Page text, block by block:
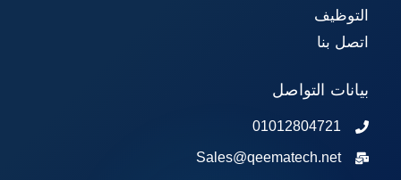
التوظيف
اتصل بنا
بيانات التواصل
01012804721
Sales@qeematech.net